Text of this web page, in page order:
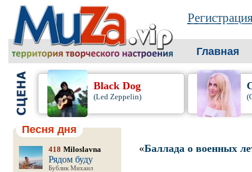
Главная
Black Dog
(Led Zeppelin)
Песня дня
418 Miloslavna
Рядом буду
Бублик Михаил
«Баллада о военных